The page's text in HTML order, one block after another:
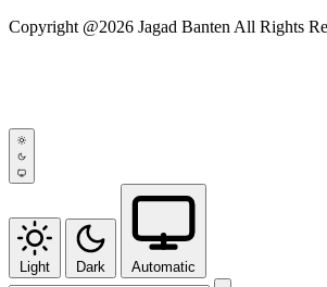
Copyright @2026 Jagad Banten All Rights
Light Dark Automatic